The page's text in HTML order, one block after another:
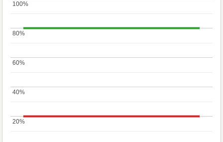
20%
20%
40%
40%
60%
60%
80%
80%
100%
100%